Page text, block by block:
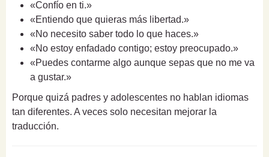
«Confío en ti.»
«Entiendo que quieras más libertad.»
«No necesito saber todo lo que haces.»
«No estoy enfadado contigo; estoy preocupado.»
«Puedes contarme algo aunque sepas que no me va
a gustar.»
Porque quizá padres y adolescentes no hablan idiomas
tan diferentes. A veces solo necesitan mejorar la
traducción.